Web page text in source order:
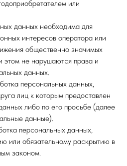
или
данных необходима для
интересов оператора или
общественно значимых
этом не нарушаются права и
данных.
персональных данных,
лиц к которым предоставлен
либо по его просьбе (далее
данные).
персональных данных,
или обязательному раскрытию в
законом.